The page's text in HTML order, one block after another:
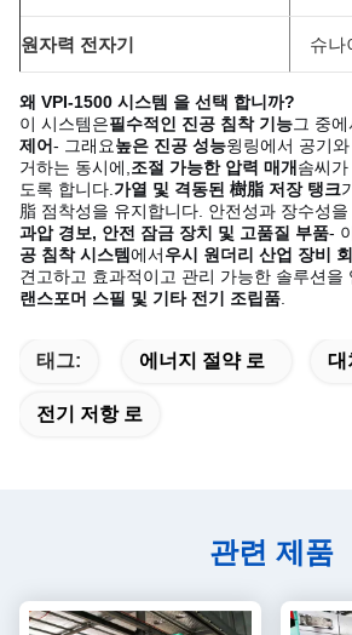
원자력 전자기 슈나
왜 VPI-1500 시스템 을 선택 합니까?
이 시스템은필수적인 진공 침착 기능그 중에
제어- 그래요높은 진공 성능윙링에서 공기
거하는 동시에, 조절 가능한 압력 매개 솜씨
도록 합니다. 가열 및 격동된 樹脂 저장 탱크
脂 점착성을 유지합니다. 안전성과 장수성
과압 경보, 안전 잠금 장치 및 고품질 부품-
공 침착 시스템에서우시 원더리 산업 장비
견고하고 효과적이고 관리 가능한 솔루션을
랜스포머 스필 및 기타 전기 조립품
태그: 에너지 절약 로 대
전기 저항 로
관련 제품